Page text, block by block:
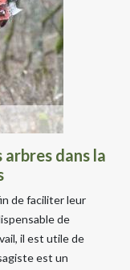
dans la
de faciliter leur
de
il est utile de
est un